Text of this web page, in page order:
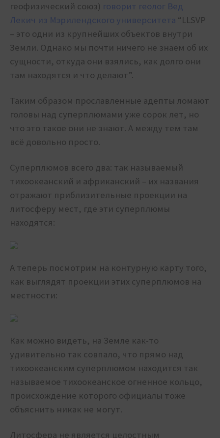
геофизический союз) говорит геолог Вед
Лекич из Мэрилендского университета “LLSVP
– это одни из крупнейших объектов внутри
Земли. Однако мы почти ничего не знаем об их
сущности, откуда они взялись, как долго они
там находятся и что делают”.
Таким образом прославленные адепты ломают
головы над суперплюмами уже сорок лет, но
что это такое они не знают. А между тем там
всё довольно просто.
Суперплюмов всего два: так называемый
тихоокеанский и африканский – их названия
отражают приблизительные проекции на
литосферу мест, где эти суперплюмы
находятся:
А теперь посмотрим на контурную карту того,
как выглядят проекции этих суперплюмов на
местности:
Как можно видеть, на Земле как-то
удивительно так совпало, что прямо над
тихоокеанским суперплюмом находится так
называемое тихоокеанское огненное кольцо,
происхождение которого официалы тоже
объяснить никак не могут.
Литосфера не является целостным